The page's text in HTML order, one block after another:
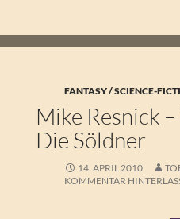
FANTASY / SCIENCE-
Mike Resnick
Die Söldner
14. APRIL 2010
KOMMENTAR